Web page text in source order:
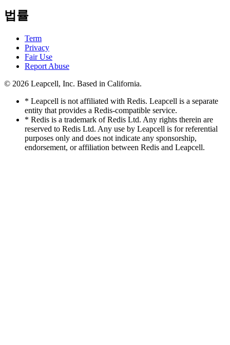
법률
Term
Privacy
Fair Use
Report Abuse
© 2026 Leapcell, Inc. Based in California.
* Leapcell is not affiliated with Redis. Leapcell is a separate
entity that provides a Redis-compatible service.
* Redis is a trademark of Redis Ltd. Any rights therein are
reserved to Redis Ltd. Any use by Leapcell is for referential
purposes only and does not indicate any sponsorship,
endorsement, or affiliation between Redis and Leapcell.